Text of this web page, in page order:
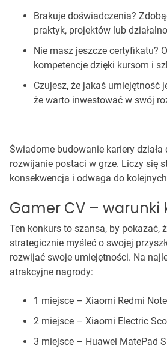
Brakuje doświadczenia?
praktyk, projektów lub
Nie masz jeszcze certyfikatu?
kompetencje dzięki kursom i
Czujesz, że jakaś umiejętność
że warto inwestować w swój
Świadome budowanie kariery działa
rozwijanie postaci w grze. Liczy się
konsekwencja i odwaga do
Gamer CV – warunki
Ten konkurs to szansa, by pokazać,
strategicznie myśleć o swojej
rozwijać swoje umiejętności. Na
atrakcyjne nagrody:
1 miejsce – Xiaomi Redmi
2 miejsce – Xiaomi Electric
3 miejsce – Huawei MatePad